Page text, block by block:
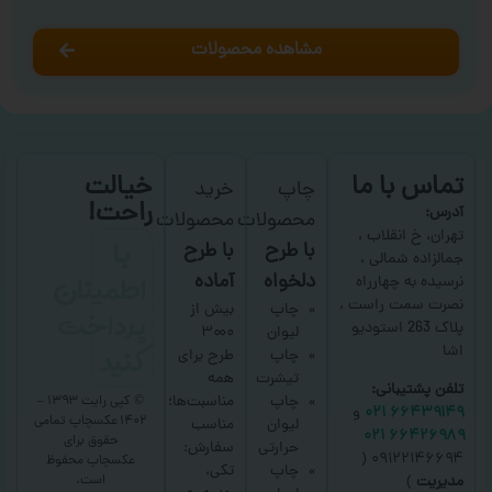
مشاهده محصولات
تماس با ما
آدرس:
تهران، خ انقلاب ،
جمالزاده شمالی ،
نرسیده به چهارراه
نصرت سمت راست ،
پلاک 263 استودیو
اشا
تلفن پشتیبانی:
۶۶۴۳۹۱۴۹ ۰۲۱
و
۶۶۴۲۶۹۸۹ ۰۲۱
۰۹۱۲۲۱۴۶۶۹۴ (
مدیریت )
چاپ
محصولات
با طرح
دلخواه
چاپ
لیوان
چاپ
تیشرت
چاپ
لیوان
حرارتی
چاپ
خرید
محصولات
با طرح
آماده
بیش از
۳۰۰۰
طرح برای
همه
مناسبت‌ها؛
مناسب
سفارش:
تکی،
خیالت
راحت!
۱۴۰۲ عکسچاپ
تمامی
حقوق برای
عکسچاپ محفوظ
است.